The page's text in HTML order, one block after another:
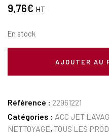
9,76€ HT
En stock
AJOUTER AU
Référence : 22961221
Catégories : ACC JET
NETTOYAGE, TOUS LES